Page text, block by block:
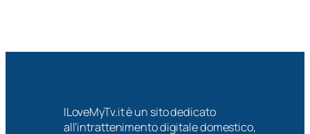
ILoveMyTv.it è un sito dedicato
all’intrattenimento digitale domestico,